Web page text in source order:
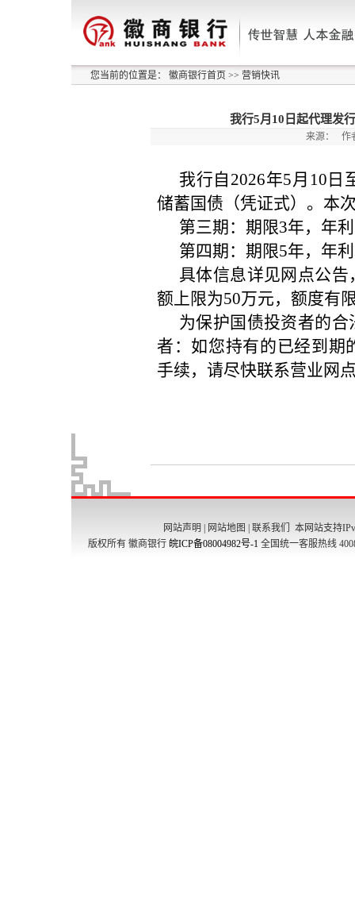
您当前的位置是： 徽商银行首页 >> 营销快讯
我行5月10日起代理发
来源： 作
网站声明 网站地图 联系我们
本网站支持
版权所有 徽商银行 皖ICP备08004982号-1 全国统一客服热线